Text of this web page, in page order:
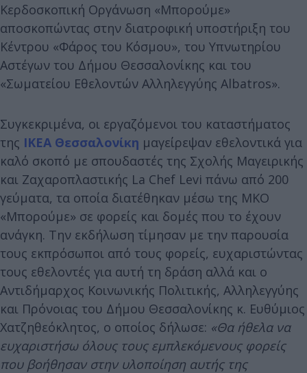
Κερδοσκοπική Οργάνωση «Μπορούμε»
αποσκοπώντας στην διατροφική υποστήριξη του
Κέντρου «Φάρος του Κόσμου», του Υπνωτηρίου
Αστέγων του Δήμου Θεσσαλονίκης και του
«Σωματείου Εθελοντών Αλληλεγγύης Albatros».
Συγκεκριμένα, οι εργαζόμενοι του καταστήματος
της ΙΚΕΑ Θεσσαλονίκη μαγείρεψαν εθελοντικά για
καλό σκοπό με σπουδαστές της Σχολής Μαγειρικής
και Ζαχαροπλαστικής La Chef Levi πάνω από 200
γεύματα, τα οποία διατέθηκαν μέσω της ΜΚΟ
«Μπορούμε» σε φορείς και δομές που το έχουν
ανάγκη. Την εκδήλωση τίμησαν με την παρουσία
τους εκπρόσωποι από τους φορείς, ευχαριστώντας
τους εθελοντές για αυτή τη δράση αλλά και ο
Αντιδήμαρχος Κοινωνικής Πολιτικής, Αλληλεγγύης
και Πρόνοιας του Δήμου Θεσσαλονίκης κ. Ευθύμιος
Χατζηθεόκλητος, ο οποίος δήλωσε: «Θα ήθελα να
ευχαριστήσω όλους τους εμπλεκόμενους φορείς
που βοήθησαν στην υλοποίηση αυτής της